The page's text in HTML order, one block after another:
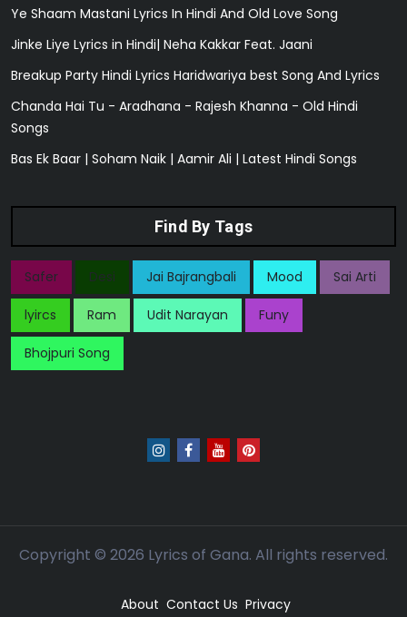
Ye Shaam Mastani Lyrics In Hindi And Old Love Song
Jinke Liye Lyrics in Hindi| Neha Kakkar Feat. Jaani
Breakup Party Hindi Lyrics Haridwariya best Song And Lyrics
Chanda Hai Tu - Aradhana - Rajesh Khanna - Old Hindi
Songs
Bas Ek Baar | Soham Naik | Aamir Ali | Latest Hindi Songs
Find By Tags
Safer Desi Jai Bajrangbali Mood Sai Arti
lyircs Ram Udit Narayan Funy
Bhojpuri Song
Copyright © 2026 Lyrics of Gana. All rights reserved.
About Contact Us Privacy